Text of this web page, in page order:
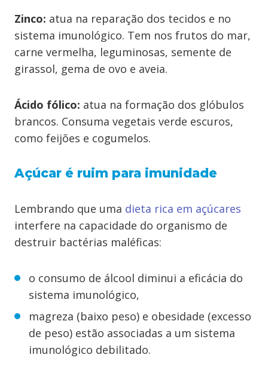
Zinco: atua na reparação dos tecidos e no
sistema imunológico. Tem nos frutos do mar,
carne vermelha, leguminosas, semente de
girassol, gema de ovo e aveia.
Ácido fólico: atua na formação dos glóbulos
brancos. Consuma vegetais verde escuros,
como feijões e cogumelos.
Açúcar é ruim para imunidade
Lembrando que uma dieta rica em açúcares
interfere na capacidade do organismo de
destruir bactérias maléficas:
o consumo de álcool diminui a eficácia do
sistema imunológico,
magreza (baixo peso) e obesidade (excesso
de peso) estão associadas a um sistema
imunológico debilitado.